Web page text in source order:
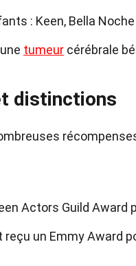
: Keen, Bella
tumeur cérébrale
distinctions
Actors Guild Award
reçu un Emmy Award